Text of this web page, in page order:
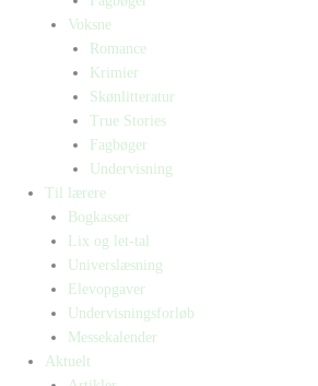
Voksne
Romance
Krimier
Skønlitteratur
True Stories
Fagbøger
Undervisning
Til lærere
Bogkasser
Lix og let-tal
Universlæsning
Elevopgaver
Undervisningsforløb
Messekalender
Aktuelt